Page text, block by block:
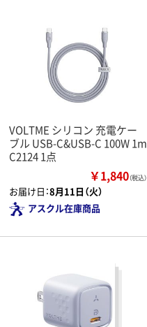
VOLTME シリコン 充電ケー
ブル USB-C&USB-C 100W 1m
C2124 1点
￥1,840（税込）
お届け日：8月11日（火）
アスクル在庫商品